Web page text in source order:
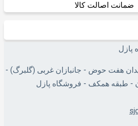
ضمانت اصالت کالا
هفت حوض - جانبازان غربی (گلبرگ) -
- طبقه همکف - فروشگاه پازل